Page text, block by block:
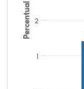
Percentual
1
2